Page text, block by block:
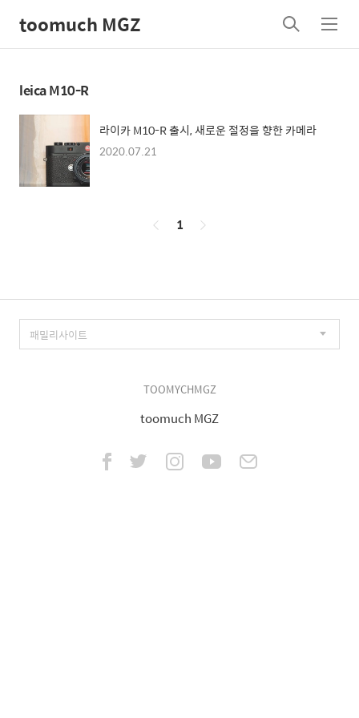
toomuch MGZ
검
색
메
뉴
leica M10-R
라이카 M10-R 출시, 새로운 절정을 향한 카메라
2020.07.21
페
1
TOOMYCHMGZ
toomuch MGZ